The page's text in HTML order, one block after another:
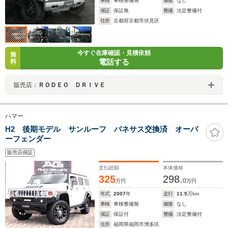
保証
保証無 整備
法定整備付
住所
京都府京都市伏見区
無
料
今すぐ在庫確認・見積依頼
電話する
販売店： ＲＯＤＥＯ ＤＲＩＶＥ
ハマー
H2 後期モデル サンルーフ バネサス交換済 オーバ
ーフェンダー
販売店保証
支払総額
325万円
本体価格
298.0万円
年式 2007年 走行 11.9万km
車検
車検整備無 修復
なし
保証
保証付 整備
法定整備付
住所
福岡県福岡市博多区